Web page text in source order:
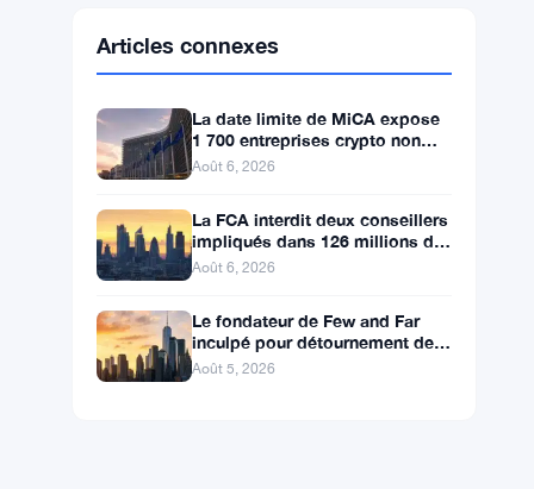
SolanaSOL $73.9298 ▼ -0.16%
XRPXRP $1.0492
La date limite de MiCA expose